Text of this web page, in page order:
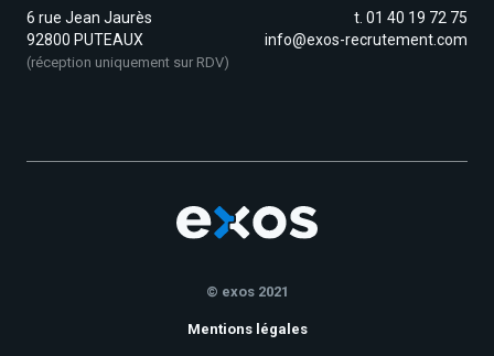
6 rue Jean Jaurès
92800 PUTEAUX
(réception uniquement sur RDV)
t. 01 40 19 72 75
info@exos-recrutement.com
© exos 2021
Mentions légales